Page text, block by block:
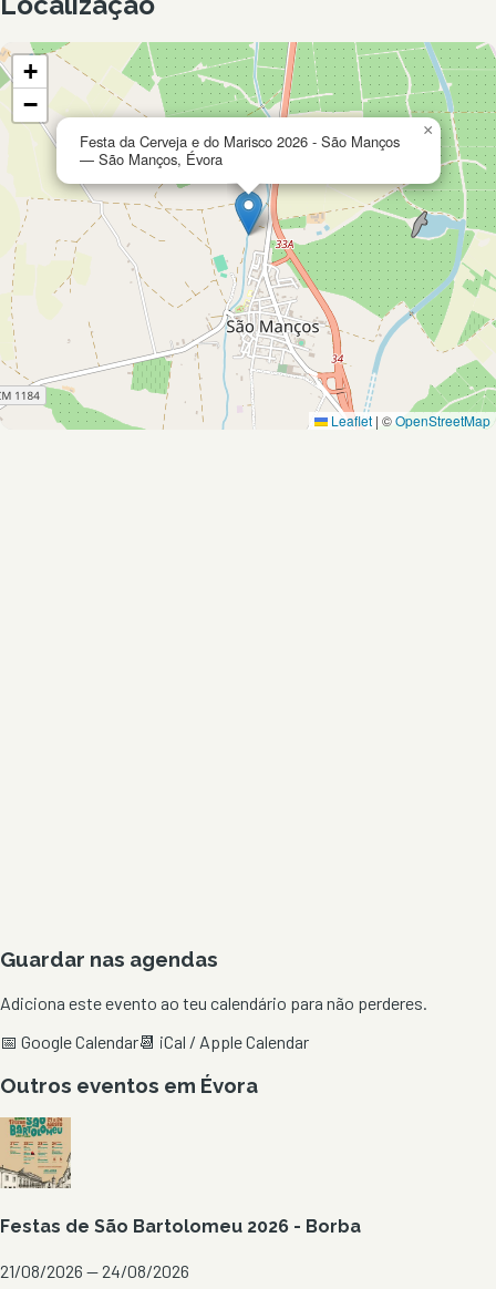
Festa da Cerveja e do Marisco 2026 - São Manços
— São Manços, Évora
×
+
−
Leaflet | ©OpenStreetMap
Guardar nas agendas
Adiciona este evento ao teu calendário para não perderes.
📅 Google Calendar📆 iCal / Apple Calendar
Outros eventos em Évora
Festas de São Bartolomeu 2026 - Borba
21/08/2026 — 24/08/2026